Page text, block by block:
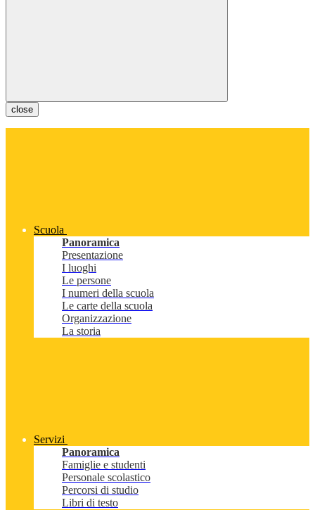
close
Scuola
Panoramica
Presentazione
I luoghi
Le persone
I numeri della scuola
Le carte della scuola
Organizzazione
La storia
Servizi
Panoramica
Famiglie e studenti
Personale scolastico
Percorsi di studio
Libri di testo